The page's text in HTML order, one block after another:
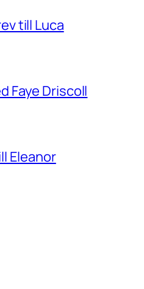
till Luca
Faye Driscoll
Eleanor